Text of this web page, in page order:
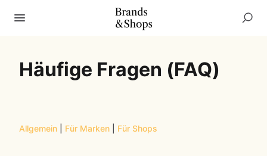
Häufige Fragen (FAQ)
Allgemein Für Marken Für Shops